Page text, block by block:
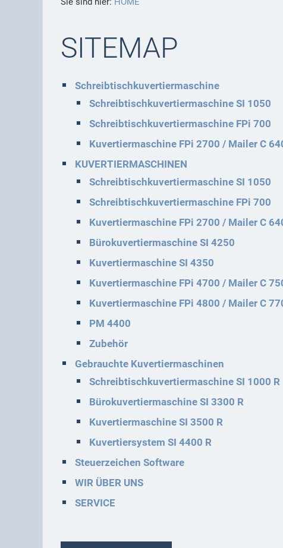
SITEMAP
Schreibtischkuvertiermaschine
Schreibtischkuvertiermaschine SI 1050
Schreibtischkuvertiermaschine FPi 700
Kuvertiermaschine FPi 2700 / Mailer C
KUVERTIERMASCHINEN
Schreibtischkuvertiermaschine SI 1050
Schreibtischkuvertiermaschine FPi 700
Kuvertiermaschine FPi 2700 / Mailer C
Bürokuvertiermaschine SI 4250
Kuvertiermaschine SI 4350
Kuvertiermaschine FPi 4700 / Mailer C
Kuvertiermaschine FPi 4800 / Mailer C
PM 4400
Zubehör
Gebrauchte Kuvertiermaschinen
Schreibtischkuvertiermaschine SI 1000 R
Bürokuvertiermaschine SI 3300 R
Kuvertiermaschine SI 3500 R
Kuvertiersystem SI 4400 R
Steuerzeichen Software
WIR ÜBER UNS
SERVICE